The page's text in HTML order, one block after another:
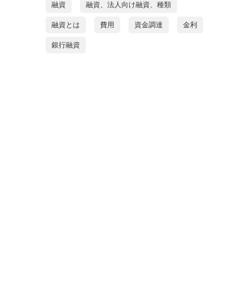
融資 融資、法人向け融資、種類
融資とは 費用 資金調達 金利
銀行融資